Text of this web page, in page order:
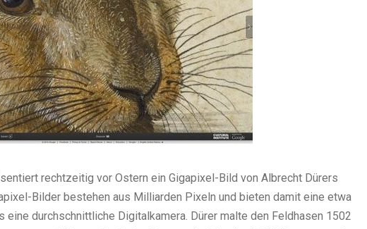
rechtzeitig vor Ostern ein Gigapixel-Bild von Albrecht Dürers
Bilder bestehen aus Milliarden Pixeln und bieten damit eine etwa
eine durchschnittliche Digitalkamera. Dürer malte den Feldhasen 1502